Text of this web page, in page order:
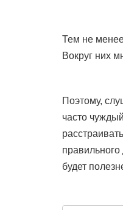
Тем не
Вокруг них
Поэтому,
часто
правильного
будет